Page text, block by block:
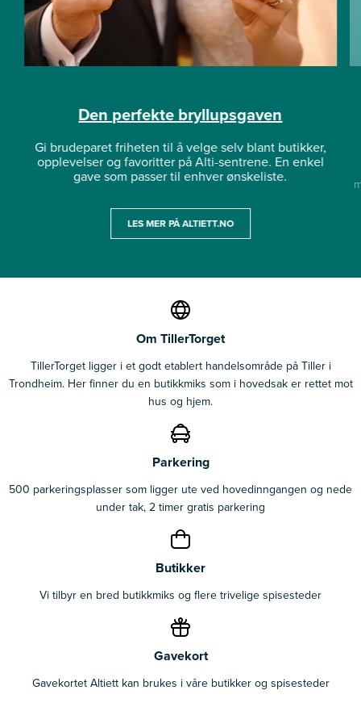
Den perfekte bryllupsgaven
Gi brudeparet friheten til å velge selv blant butikker,
opplevelser og favoritter på Alti-sentrene. En enkel
gave som passer til enhver ønskeliste.
LES MER PÅ ALTIETT.NO
Om TillerTorget
TillerTorget ligger i et godt etablert handelsområde på Tiller i
Trondheim. Her finner du en butikkmiks som i hovedsak er rettet mot
hus og hjem.
Parkering
500 parkeringsplasser som ligger ute ved hovedinngangen og nede
under tak, 2 timer gratis parkering
Butikker
Vi tilbyr en bred butikkmiks og flere trivelige spisesteder
Gavekort
Gavekortet Altiett kan brukes i våre butikker og spisesteder